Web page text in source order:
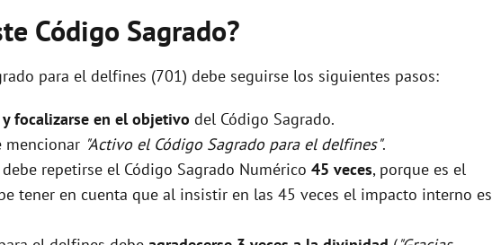
Código Sagrado?
para el delfines (701) debe seguirse los siguientes pasos:
focalizarse en el objetivo del Código Sagrado.
mencionar "Activo el Código Sagrado para el delfines".
repetirse el Código Sagrado Numérico 45 veces, porque es el
tener en cuenta que al insistir en las 45 veces el impacto interno es